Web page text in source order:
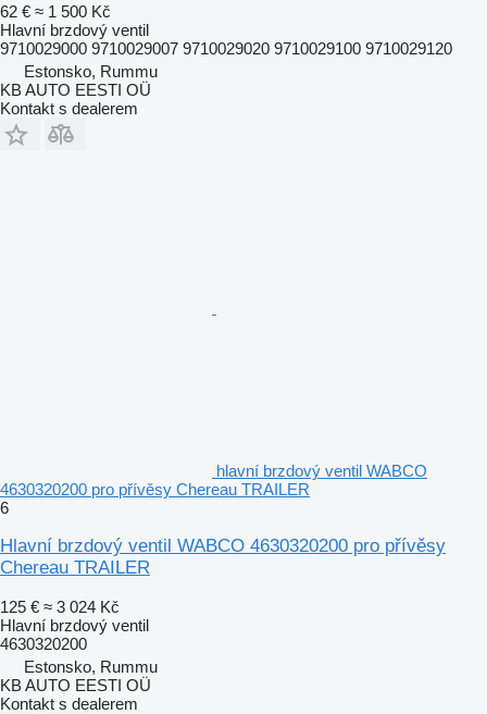
62 € ≈ 1 500 Kč
Hlavní brzdový ventil
9710029000 9710029007 9710029020 9710029100 9710029120
Estonsko, Rummu
KB AUTO EESTI OÜ
Kontakt s dealerem
hlavní brzdový ventil WABCO
4630320200 pro přívěsy Chereau TRAILER
6
Hlavní brzdový ventil WABCO 4630320200 pro přívěsy
Chereau TRAILER
125 € ≈ 3 024 Kč
Hlavní brzdový ventil
4630320200
Estonsko, Rummu
KB AUTO EESTI OÜ
Kontakt s dealerem